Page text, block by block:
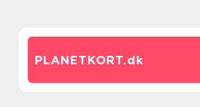
PLANETKORT.dk